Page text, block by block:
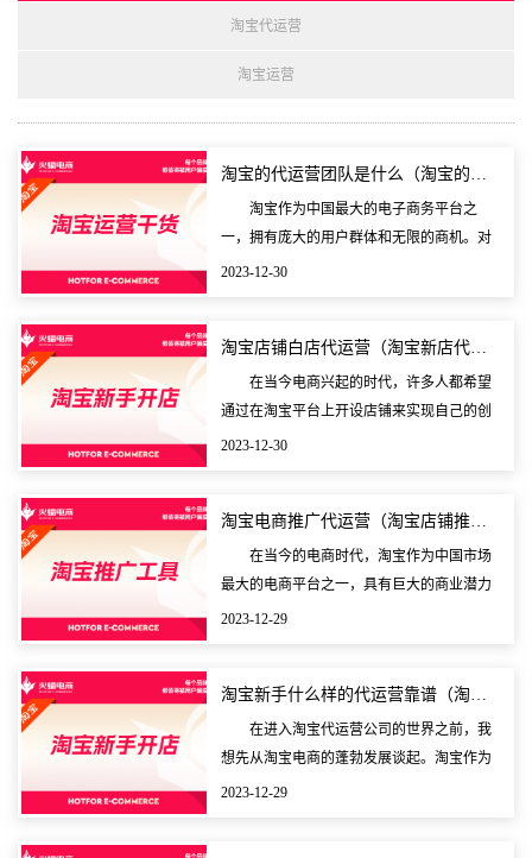
淘宝代运营
淘宝运营
淘宝的代运营团队是什么（淘宝的代运营团队是什么意思）
淘宝作为中国最大的电子商务平台之
一，拥有庞大的用户群体和无限的商机。对
于一些商家来说，要有效经营和管理自己的
2023-12-30
淘宝店铺白店代运营（淘宝新店代运营）
在当今电商兴起的时代，许多人都希望
通过在淘宝平台上开设店铺来实现自己的创
业梦想。对于许多新手小白来说，要想成功
2023-12-30
淘宝电商推广代运营（淘宝店铺推广代运营）
在当今的电商时代，淘宝作为中国市场
最大的电商平台之一，具有巨大的商业潜力
和市场吸引力。众多商家都希望能够在淘宝
2023-12-29
淘宝新手什么样的代运营靠谱（淘宝代运营公司哪家比较好
在进入淘宝代运营公司的世界之前，我
想先从淘宝电商的蓬勃发展谈起。淘宝作为
中国最大的在线购物网站，已成为数百万小
2023-12-29